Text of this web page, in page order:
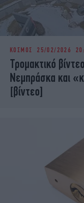
ΚΟΣΜΟΣ 25/02/2026
Τρομακτικό
Νεμπράσκα και
[βίντεο]